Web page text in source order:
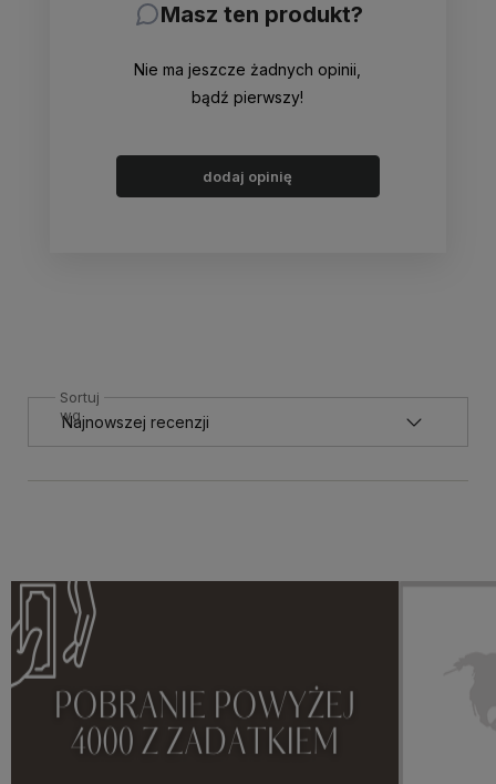
Masz ten produkt?
Nie ma jeszcze żadnych opinii,
bądź pierwszy!
dodaj opinię
Sortuj
wg